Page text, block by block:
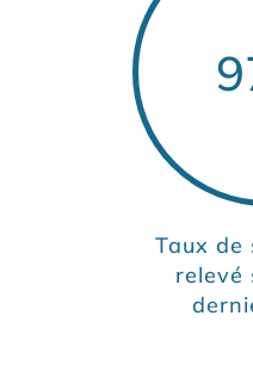
Taux de
relevé